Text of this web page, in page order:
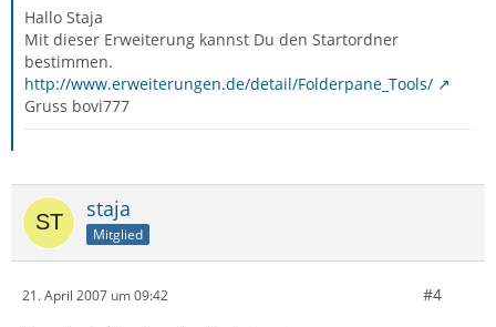
Hallo Staja
Mit dieser Erweiterung kannst Du den Startordner
bestimmen.
http://www.erweiterungen.de/detail/Folderpane_Tools/
Gruss bovi777
staja
Mitglied
21. April 2007 um 09:42 #4